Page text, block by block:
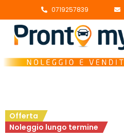
0719257839
Offerta
Noleggio lungo termine